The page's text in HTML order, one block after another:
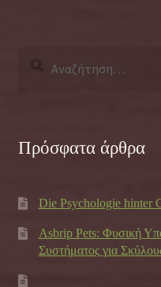
Πρόσφατα άρθρα
Die Psychologie hinter
Asbrip Pets: Φυσική
Συστήματος για